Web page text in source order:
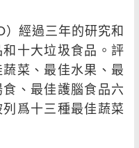
）經過三年的研究和
十大垃圾食品。評
菜、最佳水果、最
、最佳護腦食品六
爲十三種最佳蔬菜